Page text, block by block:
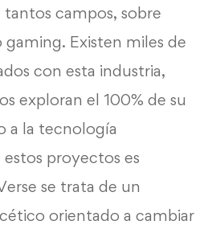
campos, sobre
Existen miles de
con esta industria,
exploran el 100% de su
a la tecnología
proyectos es
se trata de un
orientado a cambiar